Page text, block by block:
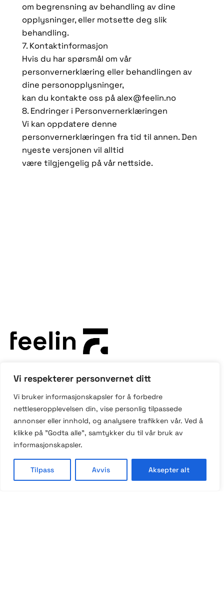
Vi respekterer personvernet ditt
Vi bruker informasjonskapsler for å forbedre
nettleseropplevelsen din, vise personlig tilpassede
annonser eller innhold, og analysere trafikken vår. Ved å
klikke på "Godta alle", samtykker du til vår bruk av
informasjonskapsler.
Tilpass Avvis Aksepter alt
om begrensning av behandling av dine
opplysninger, eller motsette deg slik
behandling.
7. Kontaktinformasjon
Hvis du har spørsmål om vår
personvernerklæring eller behandlingen av
dine personopplysninger,
kan du kontakte oss på alex@feelin.no
8. Endringer i Personvernerklæringen
Vi kan oppdatere denne
personvernerklæringen fra tid til annen. Den
nyeste versjonen vil alltid
være tilgjengelig på vår nettside.
4033 Stavanger
+ 47 46 415 415
hei@feelin.no
This website stores cookies on your
computer.Cookie Policy